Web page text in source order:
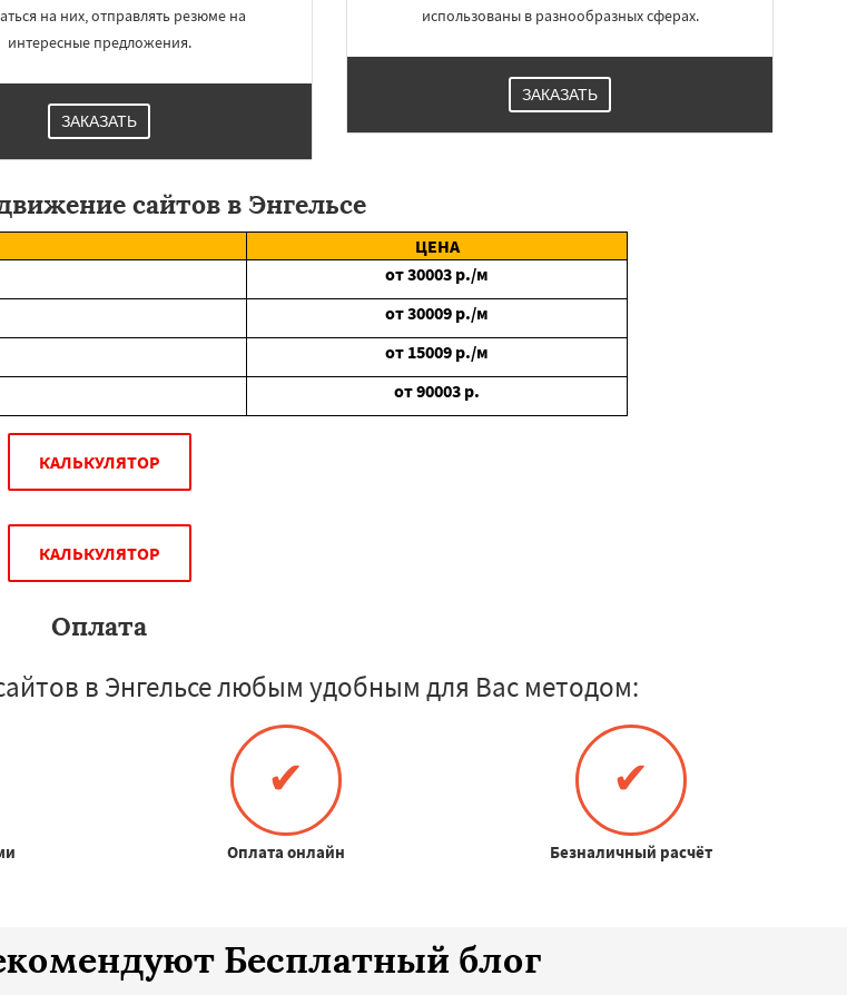
на них, отправлять резюме на
интересные предложения.
ЗАКАЗАТЬ
использованы в разнообразных сферах.
ЗАКАЗАТЬ
сайтов в Энгельсе
ЦЕНА
от30003 р./м
от30009 р./м
от 15009 р./м
от90003 р.
КАЛЬКУЛЯТОР
КАЛЬКУЛЯТОР
Оплата
в Энгельсе любым удобным для Вас методом:
✔
Оплата онлайн
✔
Безналичный расчёт
Бесплатный блог